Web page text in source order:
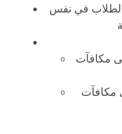
في نفس
مكافآت
مكافآت